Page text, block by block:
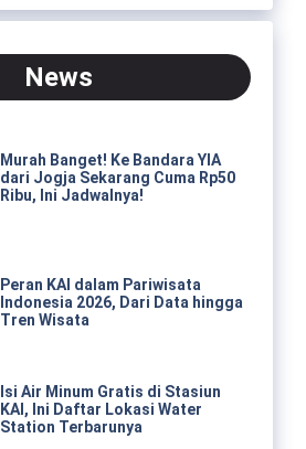
News
Murah Banget! Ke Bandara YIA
dari Jogja Sekarang Cuma Rp50
Ribu, Ini Jadwalnya!
Peran KAI dalam Pariwisata
Indonesia 2026, Dari Data hingga
Tren Wisata
Isi Air Minum Gratis di Stasiun
KAI, Ini Daftar Lokasi Water
Station Terbarunya